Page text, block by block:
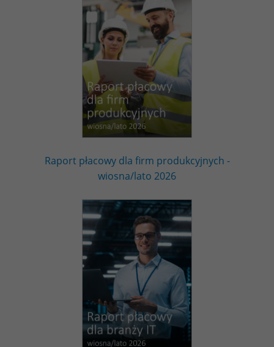
Raport płacowy dla firm produkcyjnych -
wiosna/lato 2026